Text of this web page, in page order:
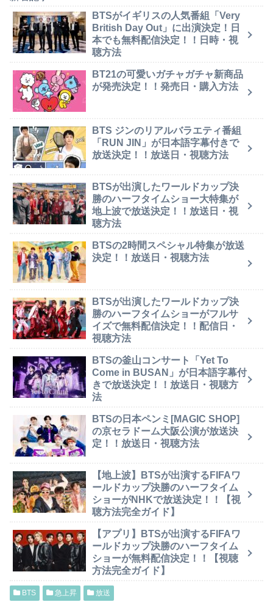
BTSがイギリスの人気番組「Very
British Day Out」に出演決定！日
本でも無料配信決定！！日時・視
聴方法
BT21の可愛いガチャガチャ新商品
が発売決定！！発売日・購入方法
BTS ジンのリアルバラエティ番組
「RUN JIN」が日本語字幕付きで
放送決定！！放送日・視聴方法
BTSが出演したワールドカップ決
勝のハーフタイムショー大特集が
地上波で放送決定！！放送日・視
聴方法
BTSの2時間スペシャル特集が放送
決定！！放送日・視聴方法
BTSが出演したワールドカップ決
勝のハーフタイムショーがフルサ
イズで無料配信決定！！配信日・
視聴方法
BTSの釜山コンサート「Yet To
Come in BUSAN」が日本語字幕付
きで放送決定！！放送日・視聴方
法
BTSの日本ペンミ[MAGIC SHOP]
の京セラドーム大阪公演が放送決
定！！放送日・視聴方法
【地上波】BTSが出演するFIFAワ
ールドカップ決勝のハーフタイム
ショーがNHKで放送決定！！【視
聴方法完全ガイド】
【アプリ】BTSが出演するFIFAワ
ールドカップ決勝のハーフタイム
ショーが無料配信決定！！【視聴
方法完全ガイド】
BTS 急上昇 放送